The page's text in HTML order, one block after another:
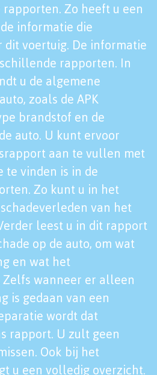
Zo heeft u een
informatie die
dit voertuig. De informatie
rapporten. In
u de algemene
zoals de APK
brandstof en de
auto. U kunt ervoor
aan te vullen met
te vinden is in de
Zo kunt u in het
van het
leest u in dit rapport
op de auto, om wat
en wat het
Zelfs wanneer er alleen
is gedaan van een
wordt dat
rapport. U zult geen
Ook bij het
u een volledig overzicht.